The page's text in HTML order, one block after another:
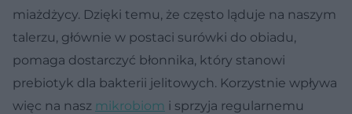
miażdżycy. Dzięki temu, że często ląduje na naszym
talerzu, głównie w postaci surówki do obiadu,
pomaga dostarczyć błonnika, który stanowi
prebiotyk dla bakterii jelitowych. Korzystnie wpływa
więc na nasz mikrobiom i sprzyja regularnemu